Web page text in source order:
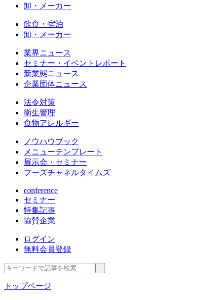
卸・メーカー
飲食・宿泊
卸・メーカー
業界ニュース
セミナー・イベントレポート
新業態ニュース
企業団体ニュース
法令対策
衛生管理
食物アレルギー
ノウハウブック
メニューテンプレート
展示会・セミナー
フーズチャネルタイムズ
conference
セミナー
特集記事
協賛企業
ログイン
無料会員登録
トップページ